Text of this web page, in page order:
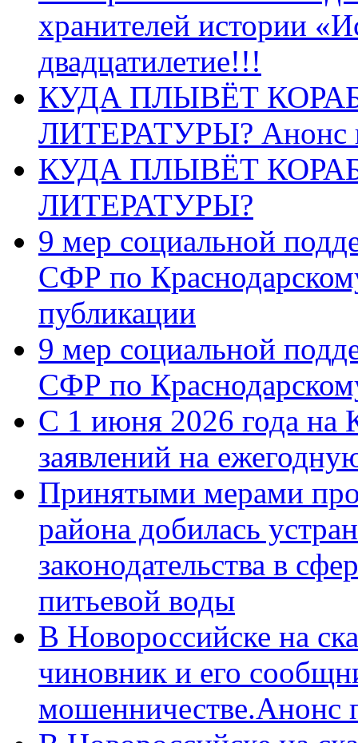
хранителей истории
двадцатилетие!!!
КУДА ПЛЫВЁТ
ЛИТЕРАТУРЫ? Анонс
КУДА ПЛЫВЁТ
ЛИТЕРАТУРЫ?
9 мер социальной
СФР по
публикации
9 мер социальной
СФР по
С 1 июня 2026 года на
заявлений на
Принятыми мерами
района добилась
законодательства в
питьевой воды
В Новороссийске на
чиновник и его
мошенничестве.Анонс